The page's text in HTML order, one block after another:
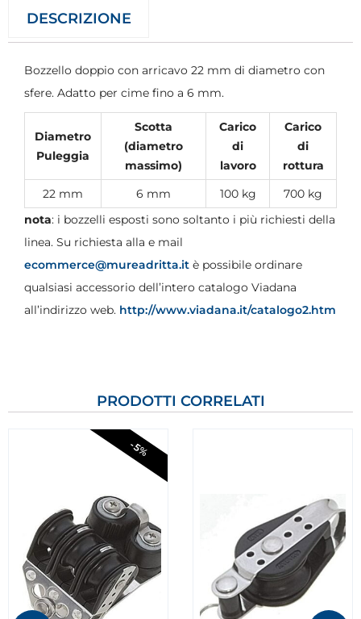
DESCRIZIONE
Bozzello doppio con arricavo 22 mm di diametro con
sfere. Adatto per cime fino a 6 mm.
Diametro
Puleggia
Scotta
(diametro
massimo)
Carico
di
lavoro
Carico
di
rottura
22 mm
6 mm 100 kg
700 kg
nota: i bozzelli esposti sono soltanto i più richiesti della
linea. Su richiesta alla e mail
ecommerce@mureadritta.it è possibile ordinare
qualsiasi accessorio dell’intero catalogo Viadana
all’indirizzo web. http://www.viadana.it/catalogo2.htm
PRODOTTI CORRELATI
-5%